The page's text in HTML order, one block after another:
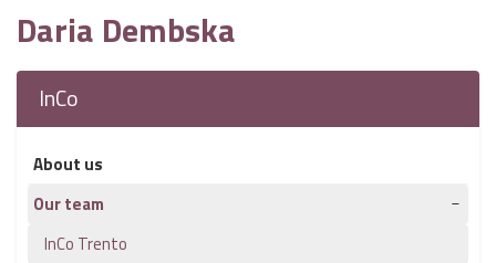
Daria Dembska
InCo
About us
Our team
InCo Trento